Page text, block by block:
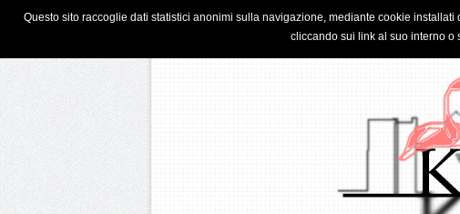
HOME PRIVACY & COOKIE POLICY
Questo sito raccoglie dati statistici anonimi sulla navigazione, mediante cookie
cliccando sui link al suo interno o